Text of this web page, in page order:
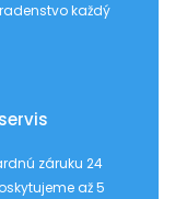
každý
záruku 24
až 5